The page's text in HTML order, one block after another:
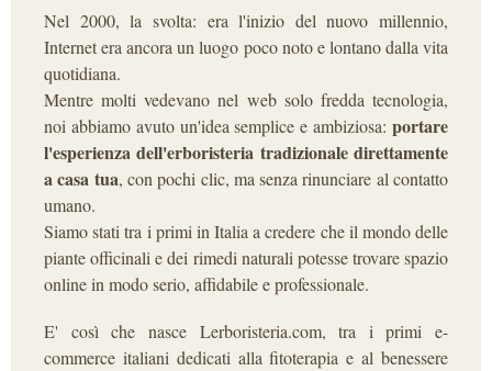
Nel 2000, la svolta: era l'inizio del nuovo millennio,
Internet era ancora un luogo poco noto e lontano dalla vita
quotidiana.
Mentre molti vedevano nel web solo fredda tecnologia,
noi abbiamo avuto un'idea semplice e ambiziosa: portare
l'esperienza dell'erboristeria tradizionale direttamente
a casa tua, con pochi clic, ma senza rinunciare al contatto
umano.
Siamo stati tra i primi in Italia a credere che il mondo delle
piante officinali e dei rimedi naturali potesse trovare spazio
online in modo serio, affidabile e professionale.
E' così che nasce Lerboristeria.com, tra i primi e-
commerce italiani dedicati alla fitoterapia e al benessere